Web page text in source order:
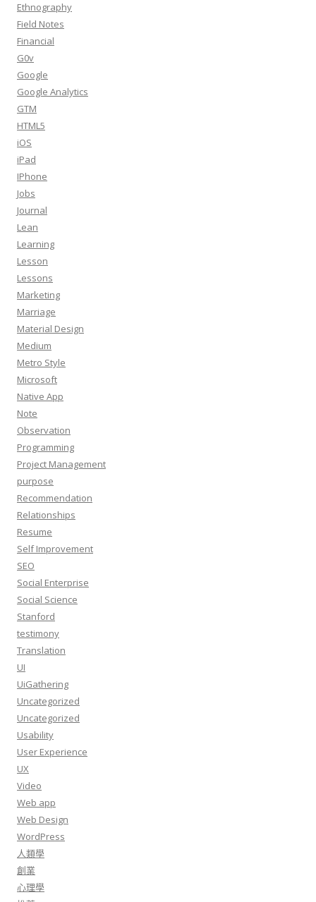
Ethnography
Field Notes
Financial
G0v
Google
Google Analytics
GTM
HTML5
iOS
iPad
IPhone
Jobs
Journal
Lean
Learning
Lesson
Lessons
Marketing
Marriage
Material Design
Medium
Metro Style
Microsoft
Native App
Note
Observation
Programming
Project Management
purpose
Recommendation
Relationships
Resume
Self Improvement
SEO
Social Enterprise
Social Science
Stanford
testimony
Translation
UI
UiGathering
Uncategorized
Uncategorized
Usability
User Experience
UX
Video
Web app
Web Design
WordPress
人類學
創業
心理學